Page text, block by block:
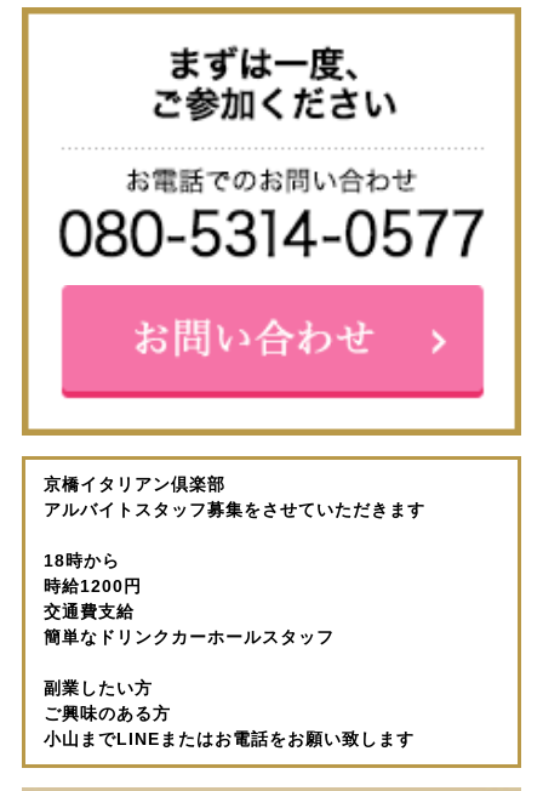
京橋イタリアン倶楽部
アルバイトスタッフ募集をさせていただきます
18時から
時給1200円
交通費支給
簡単なドリンクカーホールスタッフ
副業したい方
ご興味のある方
小山までLINEまたはお電話をお願い致します